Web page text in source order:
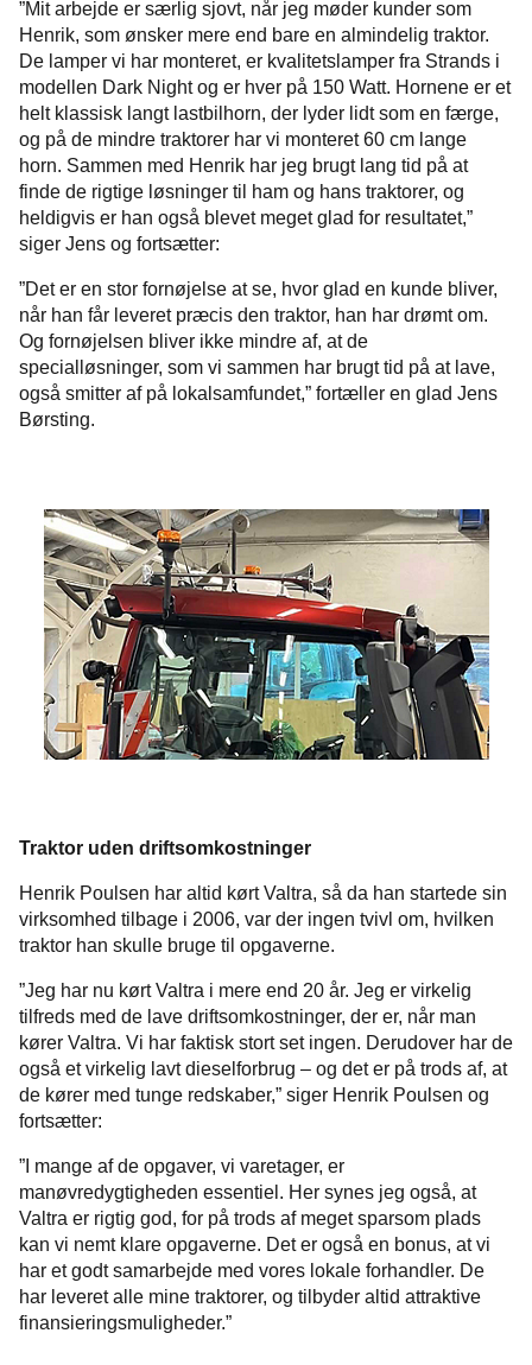
”Mit arbejde er særlig sjovt, når jeg møder kunder som
Henrik, som ønsker mere end bare en almindelig traktor.
De lamper vi har monteret, er kvalitetslamper fra Strands i
modellen Dark Night og er hver på 150 Watt. Hornene er et
helt klassisk langt lastbilhorn, der lyder lidt som en færge,
og på de mindre traktorer har vi monteret 60 cm lange
horn. Sammen med Henrik har jeg brugt lang tid på at
finde de rigtige løsninger til ham og hans traktorer, og
heldigvis er han også blevet meget glad for resultatet,”
siger Jens og fortsætter:
”Det er en stor fornøjelse at se, hvor glad en kunde bliver,
når han får leveret præcis den traktor, han har drømt om.
Og fornøjelsen bliver ikke mindre af, at de
specialløsninger, som vi sammen har brugt tid på at lave,
også smitter af på lokalsamfundet,” fortæller en glad Jens
Børsting.
Traktor uden driftsomkostninger
Henrik Poulsen har altid kørt Valtra, så da han startede sin
virksomhed tilbage i 2006, var der ingen tvivl om, hvilken
traktor han skulle bruge til opgaverne.
”Jeg har nu kørt Valtra i mere end 20 år. Jeg er virkelig
tilfreds med de lave driftsomkostninger, der er, når man
kører Valtra. Vi har faktisk stort set ingen. Derudover har de
også et virkelig lavt dieselforbrug – og det er på trods af, at
de kører med tunge redskaber,” siger Henrik Poulsen og
fortsætter:
”I mange af de opgaver, vi varetager, er
manøvredygtigheden essentiel. Her synes jeg også, at
Valtra er rigtig god, for på trods af meget sparsom plads
kan vi nemt klare opgaverne. Det er også en bonus, at vi
har et godt samarbejde med vores lokale forhandler. De
har leveret alle mine traktorer, og tilbyder altid attraktive
finansieringsmuligheder.”